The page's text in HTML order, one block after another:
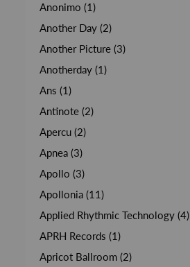
Anonimo (1)
Another Day (2)
Another Picture (3)
Anotherday (1)
Ans (1)
Antinote (2)
Apercu (2)
Apnea (3)
Apollo (3)
Apollonia (11)
Applied Rhythmic Technology (4)
APRH Records (1)
Apricot Ballroom (2)